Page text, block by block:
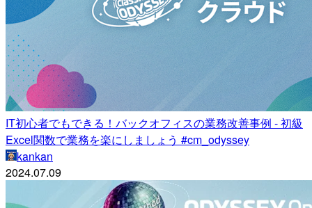
IT初心者でもできる！バックオフィスの業務改善事例 - 初級
Excel関数で業務を楽にしましょう #cm_odyssey
kankan
2024.07.09